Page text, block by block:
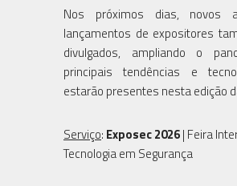
Nos próximos dias, novos
lançamentos de expositores
divulgados, ampliando o
principais tendências e
estarão presentes nesta edição
Serviço: Exposec 2026| Feira
Tecnologia em Segurança